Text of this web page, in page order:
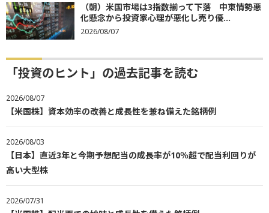
（朝）米国市場は3指数揃って下落 中東情勢悪
化懸念から投資家心理が悪化し売り優...
2026/08/07
「投資のヒント」の過去記事を読む
2026/08/07
【米国株】資本効率の改善と成長性を兼ね備えた銘柄例
2026/08/03
【日本】直近3年と今期予想配当の成長率が10％超で配当利回りが
高い大型株
2026/07/31